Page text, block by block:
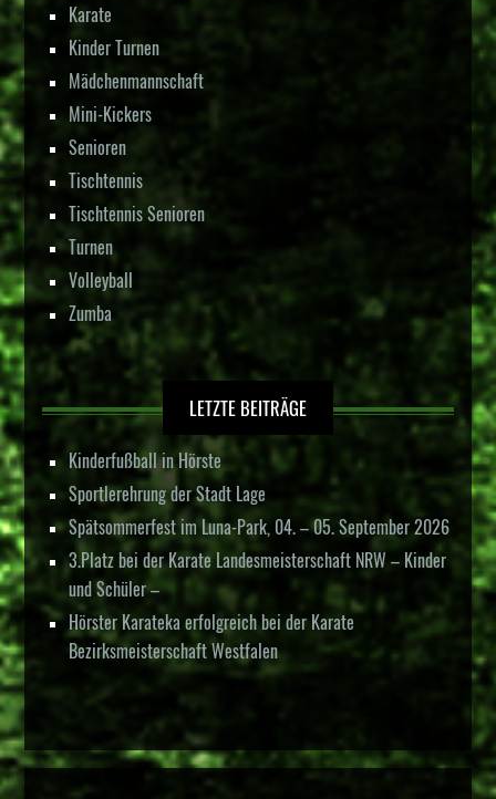
Karate
Kinder Turnen
Mädchenmannschaft
Mini-Kickers
Senioren
Tischtennis
Tischtennis Senioren
Turnen
Volleyball
Zumba
LETZTE BEITRÄGE
Kinderfußball in Hörste
Sportlerehrung der Stadt Lage
Spätsommerfest im Luna-Park, 04. – 05. September 2026
3.Platz bei der Karate Landesmeisterschaft NRW – Kinder
und Schüler –
Hörster Karateka erfolgreich bei der Karate
Bezirksmeisterschaft Westfalen